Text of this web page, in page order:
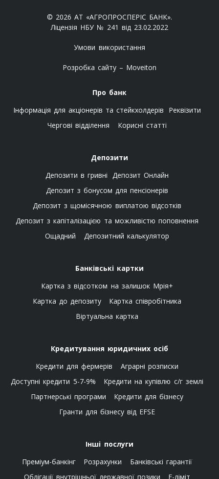
© 2026 АТ «АГРОПРОСПЕРІС БАНК».
Ліцензія НБУ № 241 від 23.02.2022
Умови використання
Розробка сайту – Moveiton
Про банк
Інформація для акціонерів та стейкхолдерів
Реквізити
Чергові відділення
Корисні статті
Депозити
Депозити в гривні Депозит Онлайн
Депозит з бонусом для пенсіонерів
Депозит з щомісячною виплатою відсотків
Депозит з капіталізацією та можливістю поповнення
Ощадний
Депозитний калькулятор
Банківські картки
Картка з відсотком на залишок Мрія+
Картка до депозиту
Картка співробітника
Віртуальна картка
Кредитування юридичних осіб
Кредити для фермерів
Аграрні розписки
Доступні кредити 5-7-9%
Кредити на купівлю с/г землі
Партнерські програми
Кредити для бізнесу
Гранти для бізнесу від EFSE
Інші послуги
Преміум-банкінг
Розрахунки
Банківські гарантії
Облігації внутрішньої державної позики
E-ліміт